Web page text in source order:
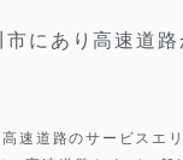
にあり高速道
道路のサービスエ